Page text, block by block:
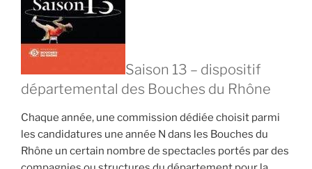
et
de
rencontres » »
Saison 13 – dispositif
départemental des Bouches du Rhône
Chaque année, une commission dédiée choisit parmi
les candidatures une année N dans les Bouches du
Rhône un certain nombre de spectacles portés par des